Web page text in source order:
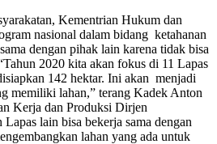
Kementrian Hukum dan
nasional dalam bidang ketahanan
dengan pihak lain karena tidak bisa
2020 kita akan fokus di 11 Lapas
142 hektar. Ini akan menjadi
memiliki lahan,” terang Kadek Anton
Kerja dan Produksi Dirjen
lain bisa bekerja sama dengan
lahan yang ada untuk